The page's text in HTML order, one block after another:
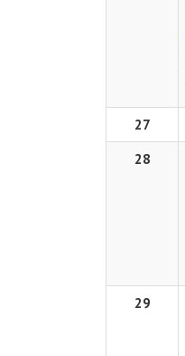
27
28
29